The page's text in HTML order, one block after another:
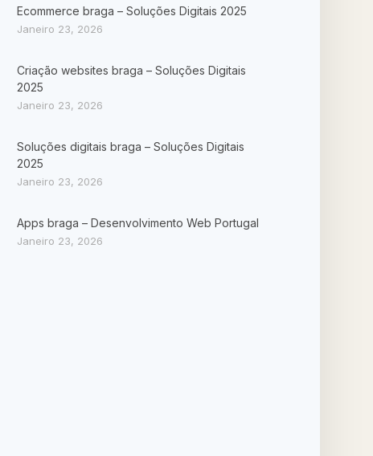
Ecommerce braga – Soluções Digitais 2025
Janeiro 23, 2026
Criação websites braga – Soluções Digitais
2025
Janeiro 23, 2026
Soluções digitais braga – Soluções Digitais
2025
Janeiro 23, 2026
Apps braga – Desenvolvimento Web Portugal
Janeiro 23, 2026